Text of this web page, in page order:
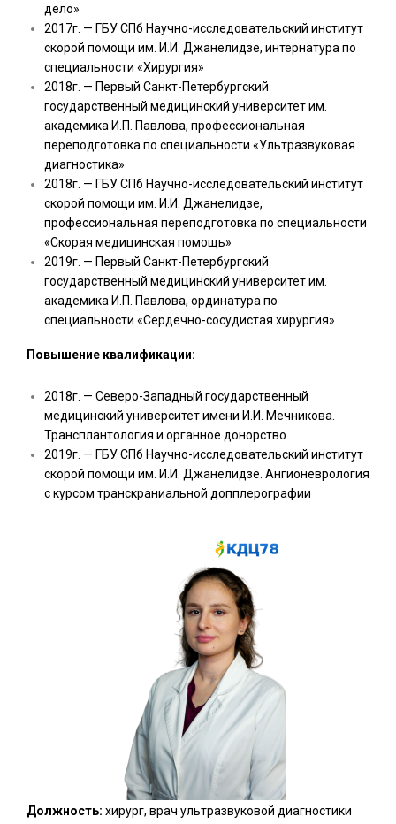
дело»
2017г. — ГБУ СПб Научно-исследовательский институт
скорой помощи им. И.И. Джанелидзе, интернатура по
специальности «Хирургия»
2018г. — Первый Санкт-Петербургский
государственный медицинский университет им.
академика И.П. Павлова, профессиональная
переподготовка по специальности «Ультразвуковая
диагностика»
2018г. — ГБУ СПб Научно-исследовательский институт
скорой помощи им. И.И. Джанелидзе,
профессиональная переподготовка по специальности
«Скорая медицинская помощь»
2019г. — Первый Санкт-Петербургский
государственный медицинский университет им.
академика И.П. Павлова, ординатура по
специальности «Сердечно-сосудистая хирургия»
Повышение квалификации:
2018г. — Северо-Западный государственный
медицинский университет имени И.И. Мечникова.
Трансплантология и органное донорство
2019г. — ГБУ СПб Научно-исследовательский институт
скорой помощи им. И.И. Джанелидзе. Ангионеврология
с курсом транскраниальной допплерографии
Должность: хирург, врач ультразвуковой диагностики